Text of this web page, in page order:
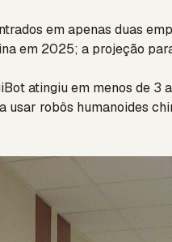
em apenas duas
em 2025; a projeção
atingiu em menos de 3
usar robôs humanoides